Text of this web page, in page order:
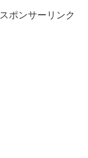
スポンサーリンク